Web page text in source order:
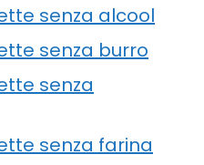
senza alcool
senza burro
senza
senza farina